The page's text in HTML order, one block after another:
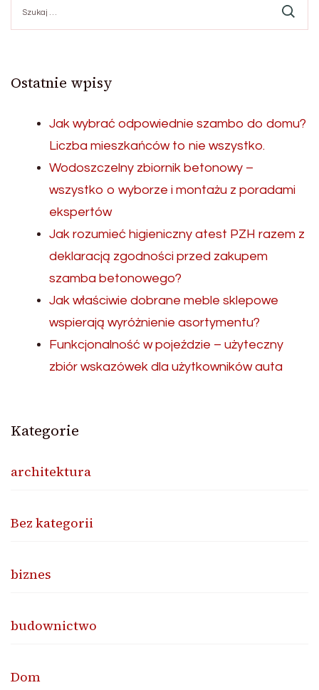
Ostatnie wpisy
Jak wybrać odpowiednie szambo do domu?
Liczba mieszkańców to nie wszystko.
Wodoszczelny zbiornik betonowy –
wszystko o wyborze i montażu z poradami
ekspertów
Jak rozumieć higieniczny atest PZH razem z
deklaracją zgodności przed zakupem
szamba betonowego?
Jak właściwie dobrane meble sklepowe
wspierają wyróżnienie asortymentu?
Funkcjonalność w pojeździe – użyteczny
zbiór wskazówek dla użytkowników auta
Kategorie
architektura
Bez kategorii
biznes
budownictwo
Dom